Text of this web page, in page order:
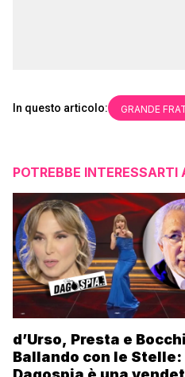
In questo articolo: GRANDE
POTREBBE INTERESSARTI
d’Urso, Presta e
Ballando con le Stelle: